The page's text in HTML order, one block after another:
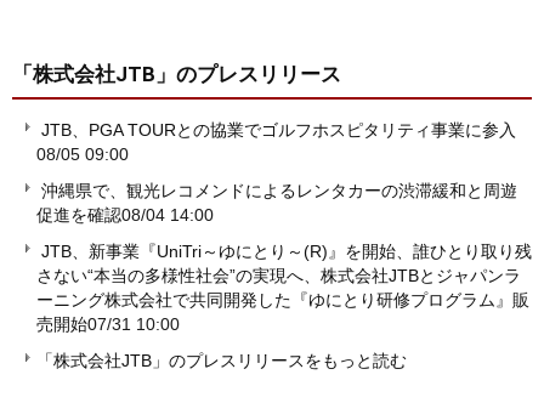
「株式会社JTB」 のプレスリリース
JTB、PGA TOURとの協業でゴルフホスピタリティ事業に参入
08/05 09:00
沖縄県で、観光レコメンドによるレンタカーの渋滞緩和と周遊
促進を確認08/04 14:00
JTB、新事業『UniTri～ゆにとり～(R)』を開始、誰ひとり取り残
さない“本当の多様性社会”の実現へ、株式会社JTBとジャパンラ
ーニング株式会社で共同開発した『ゆにとり研修プログラム』販
売開始07/31 10:00
「株式会社JTB」のプレスリリースをもっと読む